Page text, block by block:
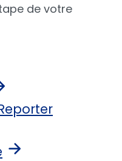
de votre